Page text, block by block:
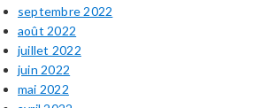
septembre 2022
août 2022
juillet 2022
juin 2022
mai 2022